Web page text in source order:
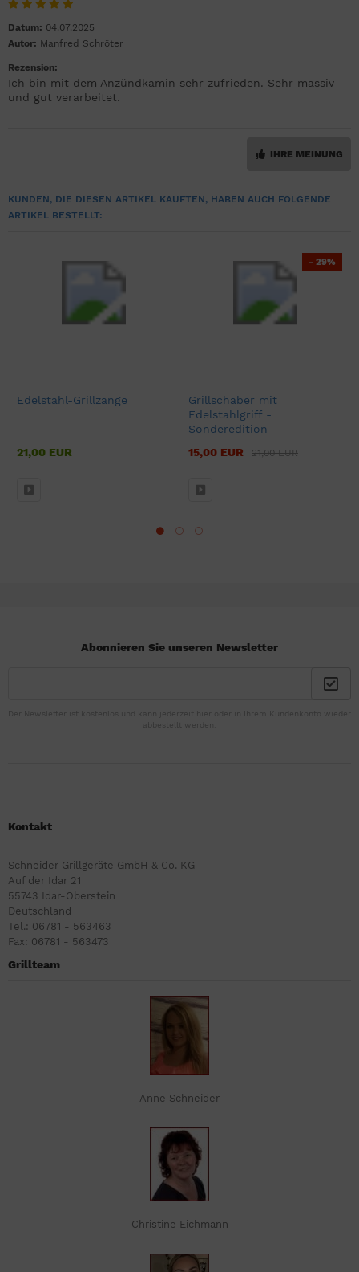
Datum: 04.07.2025
Autor: Manfred Schröter
Rezension:
Ich bin mit dem Anzündkamin sehr zufrieden. Sehr massiv
und gut verarbeitet.
IHRE MEINUNG
KUNDEN, DIE DIESEN ARTIKEL KAUFTEN, HABEN AUCH FOLGENDE
ARTIKEL BESTELLT:
Edelstahl-Grillzange
21,00 EUR
Grillschaber mit
Edelstahlgriff -
Sonderedition
15,00 EUR
21,00 EUR
- 29%
Abonnieren Sie unseren Newsletter
Der Newsletter ist kostenlos und kann jederzeit hier oder in Ihrem Kundenkonto wieder
abbestellt werden.
Kontakt
Schneider Grillgeräte GmbH & Co. KG
Auf der Idar 21
55743 Idar-Oberstein
Deutschland
Tel.: 06781 - 563463
Fax: 06781 - 563473
Grillteam
Anne Schneider
Christine Eichmann